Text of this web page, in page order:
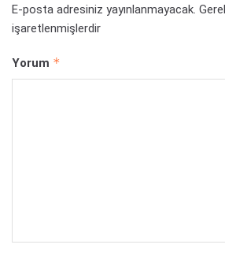
E-posta adresiniz yayınlanmayacak.
işaretlenmişlerdir
Yorum *